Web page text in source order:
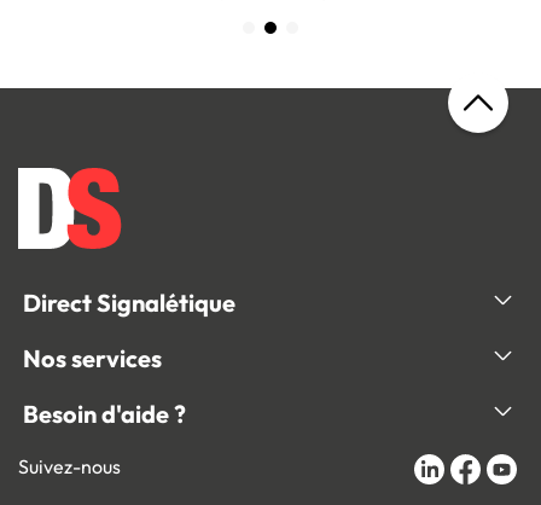
Direct Signalétique
Nos services
Besoin d'aide ?
Suivez-nous